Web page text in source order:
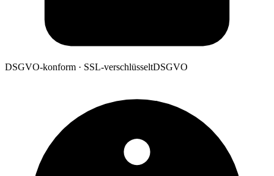
DSGVO-konform · SSL-verschlüsseltDSGVO